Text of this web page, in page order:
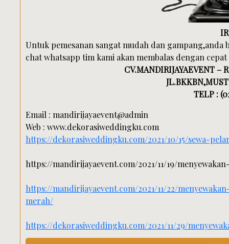
Untuk pemesanan sangat mudah dan
chat whatsapp tim kami akan membalas dengan
CV.MANDIRIJAYAEVENT –
TELP :
Email : mandirijayaevent@admin
Web : www.dekorasiweddingku.com
https://dekorasiweddingku.com/2021/10/15/sewa-
https://mandirijayaevent.com/2021/11/19/
https://mandirijayaevent.com/2021/11/22/
merah/
https://dekorasiweddingku.com/2021/11/29/